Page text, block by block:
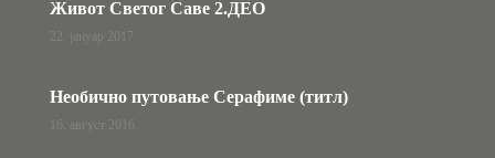
Живот Светог Саве 2.ДЕО
22. јануар 2017.
Необично путовање Серафиме (титл)
16. август 2016.